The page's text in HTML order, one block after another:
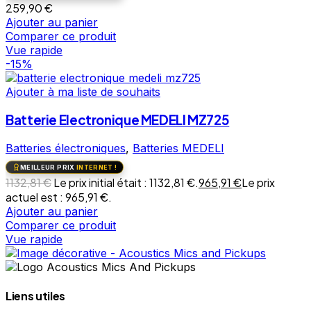
259,90€
Ajouter au panier
Comparer ce produit
Vue rapide
-15%
Ajouter à ma liste de souhaits
Batterie Electronique MEDELI MZ725
Batteries électroniques, Batteries MEDELI
MEILLEUR PRIX INTERNET !
1132,81€Le prix initial était : 1132,81 €.965,91 €Le prix
actuel est : 965,91 €.
Ajouter au panier
Comparer ce produit
Vue rapide
Liens utiles